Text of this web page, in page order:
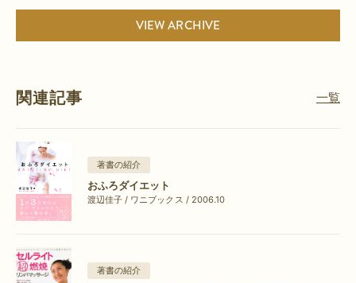
VIEW ARCHIVE
関連記事 一覧
著書の紹介
おふろダイエット
渡辺佳子 / ワニブックス / 2006.10
著書の紹介